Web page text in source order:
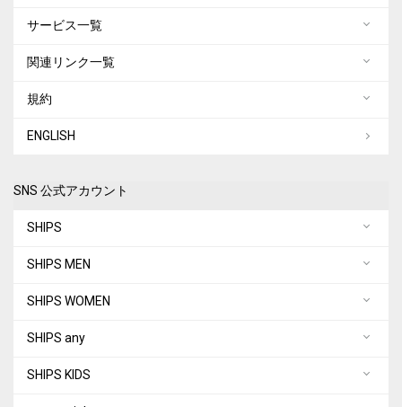
サービス一覧
関連リンク一覧
規約
ENGLISH
SNS 公式アカウント
SHIPS
SHIPS MEN
SHIPS WOMEN
SHIPS any
SHIPS KIDS